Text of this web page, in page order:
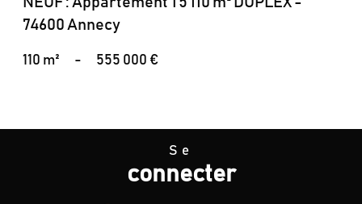
74600 Annecy
110 m² - 555 000 €
Se
connecter